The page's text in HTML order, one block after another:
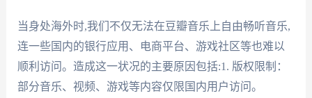
当身处海外时,我们不仅无法在豆瓣音乐上自由畅听音乐,
连一些国内的银行应用、电商平台、游戏社区等也难以
顺利访问。造成这一状况的主要原因包括:1. 版权限制：
部分音乐、视频、游戏等内容仅限国内用户访问。